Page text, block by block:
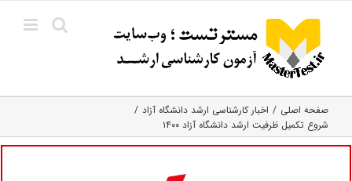
content
صفحه اصلی
اخبار کارشناسی ارشد دانشگاه آزاد
شروع تکمیل ظرفیت ارشد دانشگاه آزاد ۱۴۰۰